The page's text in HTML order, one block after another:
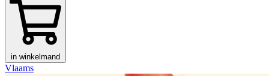
in winkelmand
Vlaams